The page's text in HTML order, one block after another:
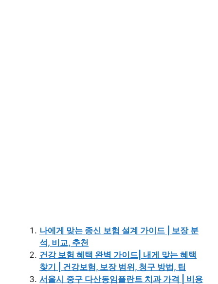
나에게 맞는 종신 보험 설계 가이드 | 보장 분
석, 비교, 추천
건강 보험 혜택 완벽 가이드| 내게 맞는 혜택
찾기 | 건강보험, 보장 범위, 청구 방법, 팁
서울시 중구 다산동임플란트 치과 가격 | 비용